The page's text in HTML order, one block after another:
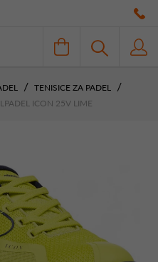
TENISICE ZA PADEL
ICON 25V LIME